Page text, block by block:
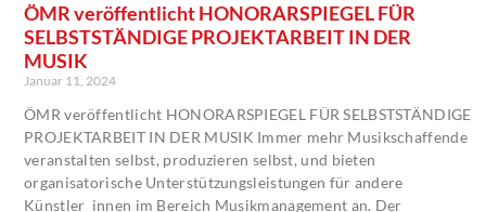
ÖMR veröffentlicht HONORARSPIEGEL FÜR
SELBSTSTÄNDIGE PROJEKTARBEIT IN DER
MUSIK
Januar 11, 2024
ÖMR veröffentlicht HONORARSPIEGEL FÜR SELBSTSTÄNDIGE
PROJEKTARBEIT IN DER MUSIK Immer mehr Musikschaffende
veranstalten selbst, produzieren selbst, und bieten
organisatorische Unterstützungsleistungen für andere
Künstler_innen im Bereich Musikmanagement an. Der